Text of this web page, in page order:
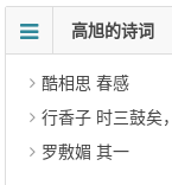
高旭的诗词
酷相思 春感
行香子 时三鼓矣，
罗敷媚 其一